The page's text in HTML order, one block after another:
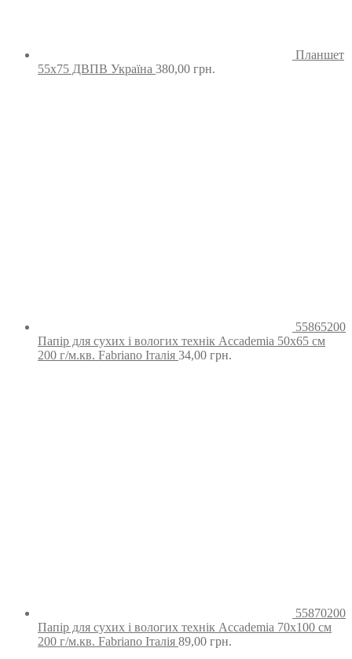
Планшет
55х75 ДВПВ Україна 380,00 грн.
55865200
Папір для сухих і вологих технік Accademia 50х65 см
200 г/м.кв. Fabriano Італія 34,00 грн.
55870200
Папір для сухих і вологих технік Accademia 70х100 см
200 г/м.кв. Fabriano Італія 89,00 грн.